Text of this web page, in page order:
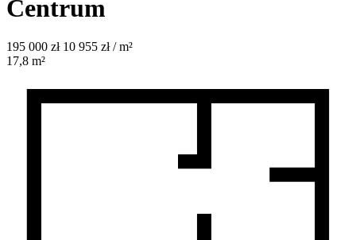
Centrum
195 000 zł 10 955 zł / m²
17,8 m²